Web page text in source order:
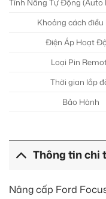
Tính Năng Tự Động (Auto
Khoảng cách điều
Điện Áp Hoạt
Loại Pin
Thời gian lắp
Bảo Hành
Thông tin chi
Nâng cấp Ford